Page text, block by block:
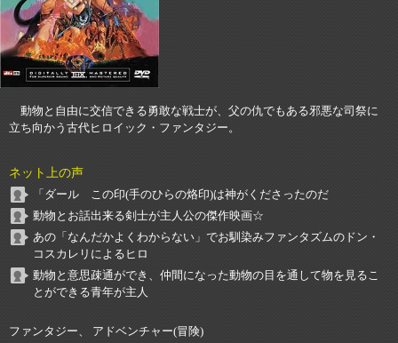
動物と自由に交信できる勇敢な戦士が、父の仇でもある邪悪な司祭に
立ち向かう古代ヒロイック・ファンタジー。
ネット上の声
「ダール この印(手のひらの烙印)は神がくださったのだ
動物とお話出来る剣士が主人公の傑作映画☆
あの「なんだかよくわからない」でお馴染みファンタズムのドン・
コスカレリによるヒロ
動物と意思疎通ができ、仲間になった動物の目を通して物を見るこ
とができる青年が主人
ファンタジー、 アドベンチャー(冒険)